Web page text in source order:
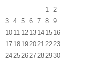
1
2
3
4 5 6 7 8
9
10 11 12 13 14 15 16
17 18 19 20 21 22 23
24 25 26 27 28 2930